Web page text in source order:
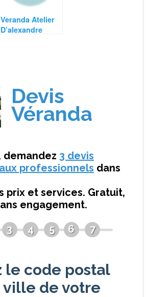
Veranda Atelier
D’alexandre